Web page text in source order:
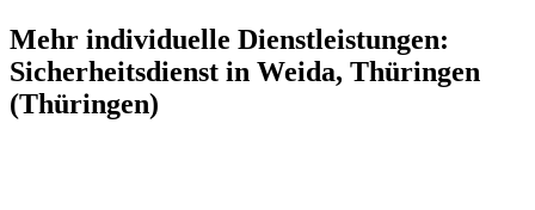
Mehr individuelle Dienstleistungen:
Sicherheitsdienst in Weida, Thüringen
(Thüringen)